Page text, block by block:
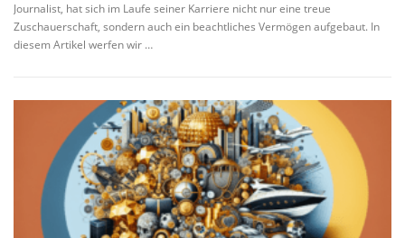
Journalist, hat sich im Laufe seiner Karriere nicht nur eine treue
Zuschauerschaft, sondern auch ein beachtliches Vermögen aufgebaut. In
diesem Artikel werfen wir …